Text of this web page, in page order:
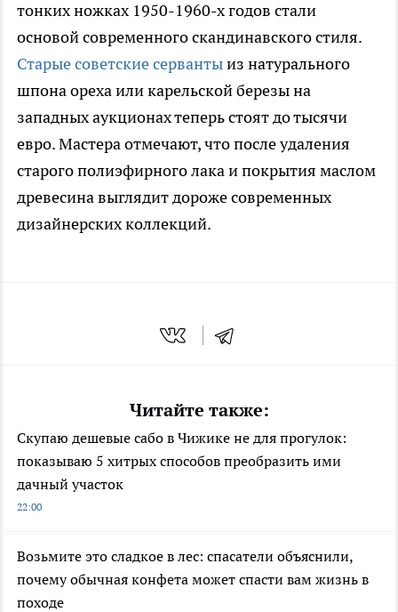
тонких ножках 1950-1960-х годов стали
основой современного скандинавского стиля.
Старые советские сервантыиз натурального
шпона ореха или карельской березы на
западных аукционах теперь стоят до тысячи
евро. Мастера отмечают, что после удаления
старого полиэфирного лака и покрытия маслом
древесина выглядит дороже современных
дизайнерских коллекций.
Читайте также:
Скупаю дешевые сабо в Чижике не для прогулок:
показываю 5 хитрых способов преобразить ими
дачный участок
22:00
Возьмите это сладкое в лес: спасатели объяснили,
почему обычная конфета может спасти вам жизнь в
походе